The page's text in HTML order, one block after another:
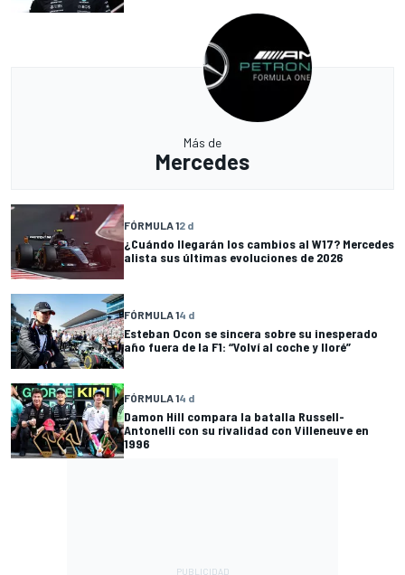
Más de
Mercedes
FÓRMULA 12 d
¿Cuándo llegarán los cambios al W17? Mercedes
alista sus últimas evoluciones de 2026
FÓRMULA 14 d
Esteban Ocon se sincera sobre su inesperado
año fuera de la F1: “Volví al coche y lloré”
FÓRMULA 14 d
Damon Hill compara la batalla Russell-
Antonelli con su rivalidad con Villeneuve en
1996